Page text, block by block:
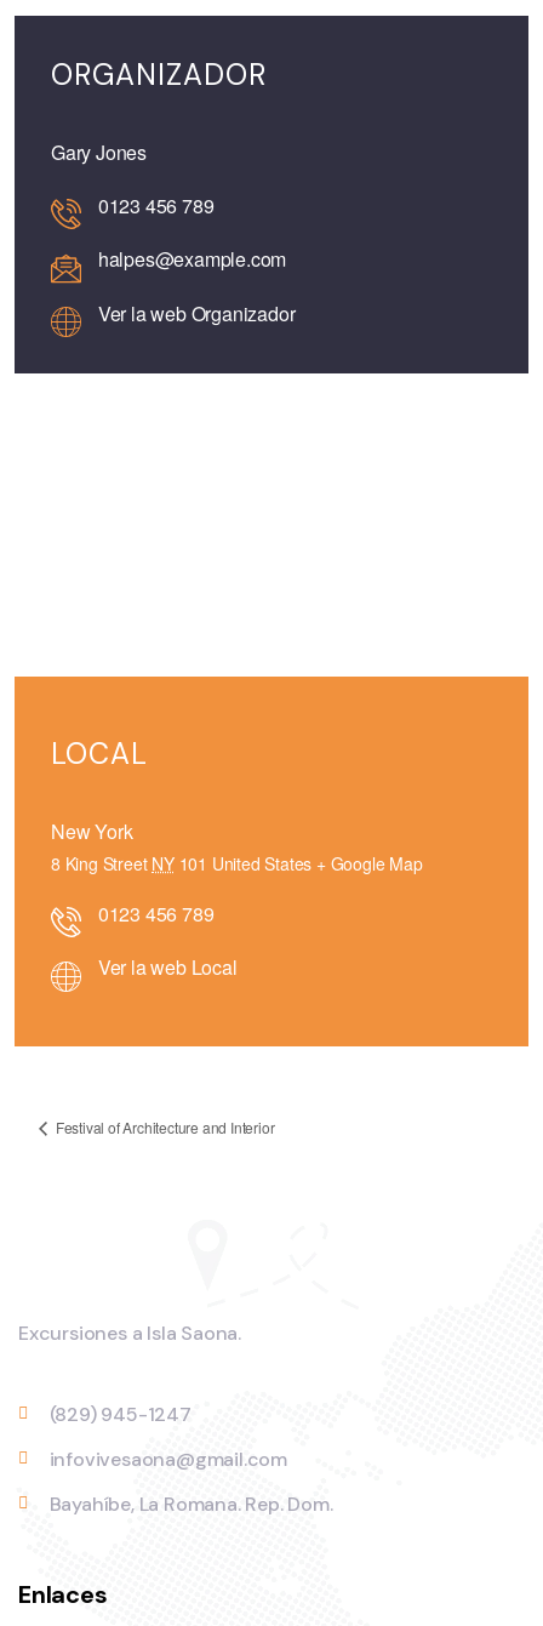
ORGANIZADOR
Gary Jones
0123 456 789
halpes@example.com
Ver la web Organizador
LOCAL
New York
8 King Street NY 101 United States + Google Map
0123 456 789
Ver la web Local
Festival of Architecture and Interior
Excursiones a Isla Saona.
(829) 945-1247
infovivesaona@gmail.com
Bayahíbe, La Romana. Rep. Dom.
Enlaces